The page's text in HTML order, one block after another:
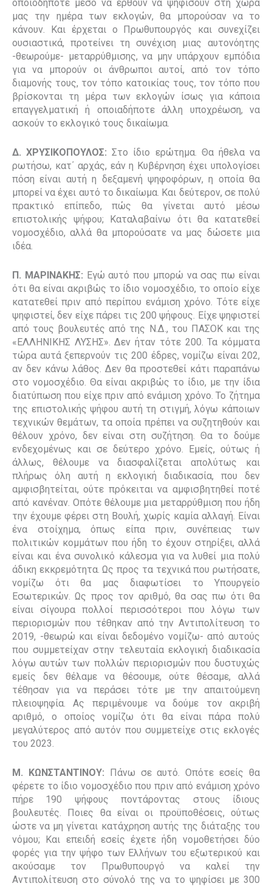
οποιοδήποτε μέσο να έρθουν να ψηφίσουν στη χώρα
μας την ημέρα των εκλογών, θα μπορούσαν να το
κάνουν. Και έρχεται ο Πρωθυπουργός και συνεχίζει
ουσιαστικά, προτείνει τη συνέχιση μιας αυτονόητης
-θεωρούμε- μεταρρύθμισης, να μην υπάρχουν εμπόδια
για να μπορούν οι άνθρωποι αυτοί, από τον τόπο
διαμονής τους, τον τόπο κατοικίας τους, τον τόπο που
βρίσκονται τη μέρα των εκλογών ίσως για κάποια
επαγγελματική ή οποιαδήποτε άλλη υποχρέωση, να
ασκούν το εκλογικό τους δικαίωμα.
Δ. ΧΡΥΣΙΚΟΠΟΥΛΟΣ:Στο ίδιο ερώτημα. Θα ήθελα να
ρωτήσω, κατ΄ αρχάς, εάν η Κυβέρνηση έχει υπολογίσει
πόση είναι αυτή η δεξαμενή ψηφοφόρων, η οποία θα
μπορεί να έχει αυτό το δικαίωμα. Και δεύτερον, σε πολύ
πρακτικό επίπεδο, πώς θα γίνεται αυτό μέσω
επιστολικής ψήφου; Καταλαβαίνω ότι θα κατατεθεί
νομοσχέδιο, αλλά θα μπορούσατε να μας δώσετε μια
ιδέα.
Π. ΜΑΡΙΝΑΚΗΣ: Εγώ αυτό που μπορώ να σας πω είναι
ότι θα είναι ακριβώς το ίδιο νομοσχέδιο, το οποίο είχε
κατατεθεί πριν από περίπου ενάμιση χρόνο. Τότε είχε
ψηφιστεί, δεν είχε πάρει τις 200 ψήφους. Είχε ψηφιστεί
από τους βουλευτές από της Ν.Δ., του ΠΑΣΟΚ και της
«ΕΛΛΗΝΙΚΗΣ ΛΥΣΗΣ». Δεν ήταν τότε 200. Τα κόμματα
τώρα αυτά ξεπερνούν τις 200 έδρες, νομίζω είναι 202,
αν δεν κάνω λάθος. Δεν θα προστεθεί κάτι παραπάνω
στο νομοσχέδιο. Θα είναι ακριβώς το ίδιο, με την ίδια
διατύπωση που είχε πριν από ενάμιση χρόνο. Το ζήτημα
της επιστολικής ψήφου αυτή τη στιγμή, λόγω κάποιων
τεχνικών θεμάτων, τα οποία πρέπει να συζητηθούν και
θέλουν χρόνο, δεν είναι στη συζήτηση. Θα το δούμε
ενδεχομένως και σε δεύτερο χρόνο. Εμείς, ούτως ή
άλλως, θέλουμε να διασφαλίζεται απολύτως και
πλήρως όλη αυτή η εκλογική διαδικασία, που δεν
αμφισβητείται, ούτε πρόκειται να αμφισβητηθεί ποτέ
από κανέναν. Οπότε θέλουμε μια μεταρρύθμιση που ήδη
την έχουμε φέρει στη Βουλή, χωρίς καμία αλλαγή. Είναι
ένα στοίχημα, όπως είπα πριν, συνέπειας των
πολιτικών κομμάτων που ήδη το έχουν στηρίξει, αλλά
είναι και ένα συνολικό κάλεσμα για να λυθεί μια πολύ
άδικη εκκρεμότητα. Ως προς τα τεχνικά που ρωτήσατε,
νομίζω ότι θα μας διαφωτίσει το Υπουργείο
Εσωτερικών. Ως προς τον αριθμό, θα σας πω ότι θα
είναι σίγουρα πολλοί περισσότεροι που λόγω των
περιορισμών που τέθηκαν από την Αντιπολίτευση το
2019, -θεωρώ και είναι δεδομένο νομίζω- από αυτούς
που συμμετείχαν στην τελευταία εκλογική διαδικασία
λόγω αυτών των πολλών περιορισμών που δυστυχώς
εμείς δεν θέλαμε να θέσουμε, ούτε θέσαμε, αλλά
τέθησαν για να περάσει τότε με την απαιτούμενη
πλειοψηφία. Ας περιμένουμε να δούμε τον ακριβή
αριθμό, ο οποίος νομίζω ότι θα είναι πάρα πολύ
μεγαλύτερος από αυτόν που συμμετείχε στις εκλογές
του 2023.
Μ. ΚΩΝΣΤΑΝΤΙΝΟΥ: Πάνω σε αυτό. Οπότε εσείς θα
φέρετε το ίδιο νομοσχέδιο που πριν από ενάμιση χρόνο
πήρε 190 ψήφους ποντάροντας στους ίδιους
βουλευτές. Ποιες θα είναι οι προϋποθέσεις, ούτως
ώστε να μη γίνεται κατάχρηση αυτής της διάταξης του
νόμου; Και επειδή εσείς έχετε ήδη νομοθετήσει δύο
φορές για την ψήφο των Ελλήνων του εξωτερικού και
ακούσαμε τον Πρωθυπουργό να καλεί την
Αντιπολίτευση στο σύνολό της να το ψηφίσει με 300